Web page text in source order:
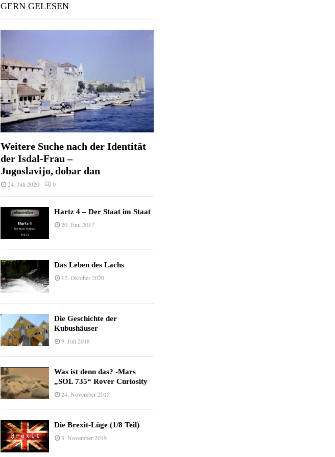
GERN GELESEN
Weitere Suche nach der Identität
der Isdal-Frau –
Jugoslavijo, dobar dan
24. Juli 2020 0
Hartz 4 – Der Staat im Staat
20. Juni 2017
Das Leben des Lachs
12. Oktober 2020
Die Geschichte der
Kubushäuser
9. Juli 2018
Was ist denn das? -Mars
„SOL 735“ Rover Curiosity
24. November 2015
Die Brexit-Lüge (1/8 Teil)
3. November 2019